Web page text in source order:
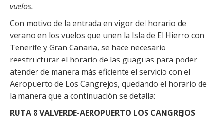
vuelos.
Con motivo de la entrada en vigor del horario de
verano en los vuelos que unen la Isla de El Hierro con
Tenerife y Gran Canaria, se hace necesario
reestructurar el horario de las guaguas para poder
atender de manera más eficiente el servicio con el
Aeropuerto de Los Cangrejos, quedando el horario de
la manera que a continuación se detalla:
RUTA 8 VALVERDE-AEROPUERTO LOS CANGREJOS